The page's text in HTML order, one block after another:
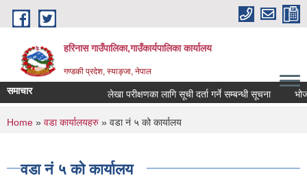
Skip to main content
हरिनास गाउँपालिका,गाउँकार्यपालिका कार्यालय
गण्डकी प्रदेश, स्याङ्जा, नेपाल
समाचार लेखा परीक्षणका लागि सूची दर्ता गर्ने सम्बन्धी सूचना भोज
You are here
Home » वडा कार्यालयहरु » वडा नं ५ को कार्यालय
वडा नं ५ को कार्यालय